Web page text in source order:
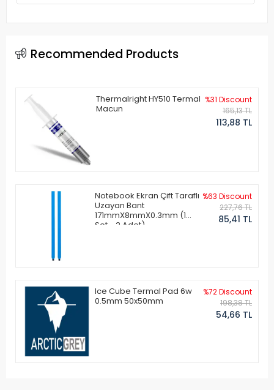
Recommended Products
Thermalright HY510 Termal
Macun
%31 Discount
165,13 TL
113,88 TL
Notebook Ekran Çift Taraflı
Uzayan Bant
171mmX8mmX0.3mm (1
Set - 2 Adet)
%63 Discount
227,76 TL
85,41 TL
Ice Cube Termal Pad 6w
0.5mm 50x50mm
%72 Discount
198,38 TL
54,66 TL